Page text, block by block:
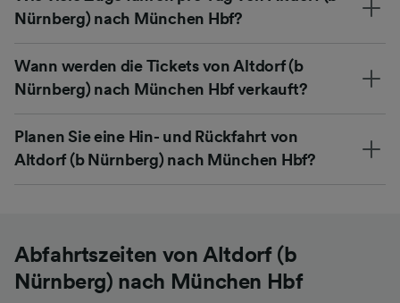
Nürnberg) nach München Hbf?
Wann werden die Tickets von Altdorf (b
Nürnberg) nach München Hbf verkauft?
Planen Sie eine Hin- und Rückfahrt von
Altdorf (b Nürnberg) nach München Hbf?
Abfahrtszeiten von Altdorf (b
Nürnberg) nach München Hbf